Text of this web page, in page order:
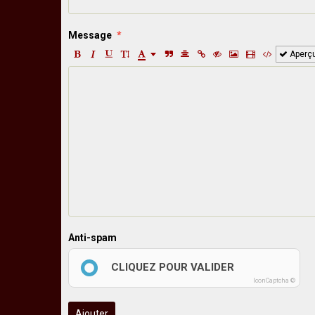
Message
Anti-spam
CLIQUEZ POUR VALIDER
IconCaptcha ©